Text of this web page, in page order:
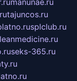
manunae.ru
tajuncos.ru
splclub.ru
seks-365.ru